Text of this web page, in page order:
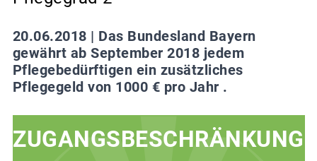
20.06.2018 | Das Bundesland Bayern
gewährt ab September 2018 jedem
Pflegebedürftigen ein zusätzliches
Pflegegeld von 1000 € pro Jahr .
ZUGANGSBESCHRÄNKUNG